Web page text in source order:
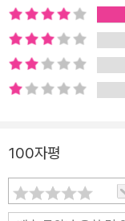
100자평